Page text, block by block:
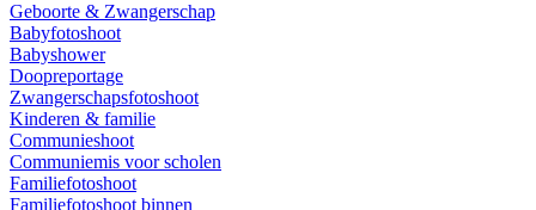
Geboorte & Zwangerschap
Babyfotoshoot
Babyshower
Doopreportage
Zwangerschapsfotoshoot
Kinderen & familie
Communieshoot
Communiemis voor scholen
Familiefotoshoot
Familiefotoshoot binnen